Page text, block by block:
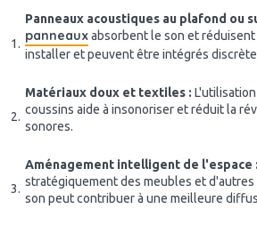
Panneaux acoustiques au plafond ou
panneauxabsorbent le son et
installer et peuvent être intégrés
Matériaux doux et textiles :
coussins aide à insonoriser et réduit la
sonores.
Aménagement intelligent de l'espace :
stratégiquement des meubles et
son peut contribuer à une meilleure